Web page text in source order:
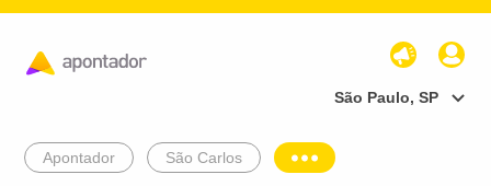
São Paulo, SP
Apontador São Carlos